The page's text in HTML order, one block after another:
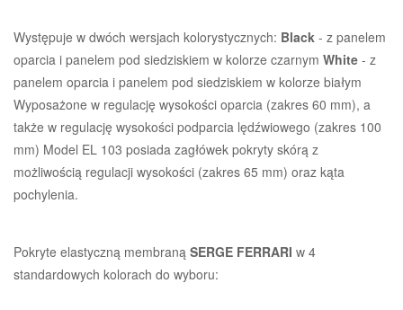
Występuje w dwóch wersjach kolorystycznych: Black - z panelem
oparcia i panelem pod siedziskiem w kolorze czarnym White - z
panelem oparcia i panelem pod siedziskiem w kolorze białym
Wyposażone w regulację wysokości oparcia (zakres 60 mm), a
także w regulację wysokości podparcia lędźwiowego (zakres 100
mm) Model EL 103 posiada zagłówek pokryty skórą z
możliwością regulacji wysokości (zakres 65 mm) oraz kąta
pochylenia.
Pokryte elastyczną membraną SERGE FERRARI w 4
standardowych kolorach do wyboru: